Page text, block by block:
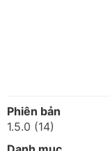
Phiên bản
1.5.0 (14)